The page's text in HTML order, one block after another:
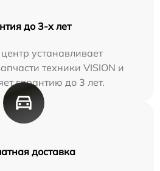
до 3-х лет
устанавливает
техники VISION и
гарантию до 3 лет.
доставка